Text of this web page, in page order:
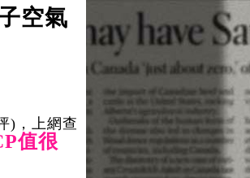
空氣
)，上網查
值很